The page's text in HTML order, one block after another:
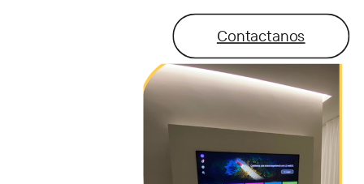
Contactanos